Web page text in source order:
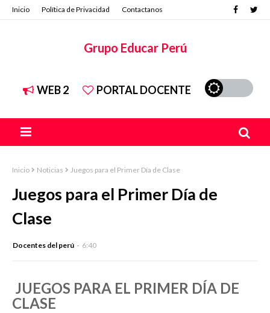
Inicio Política de Privacidad Contactanos
Grupo Educar Perú
WEB 2 PORTAL DOCENTE
Inicio Noticias Juegos para el Primer Día de Clase
Juegos para el Primer Día de
Clase
Docentes del perú 6:40
JUEGOS PARA EL PRIMER DÍA DE
CLASE